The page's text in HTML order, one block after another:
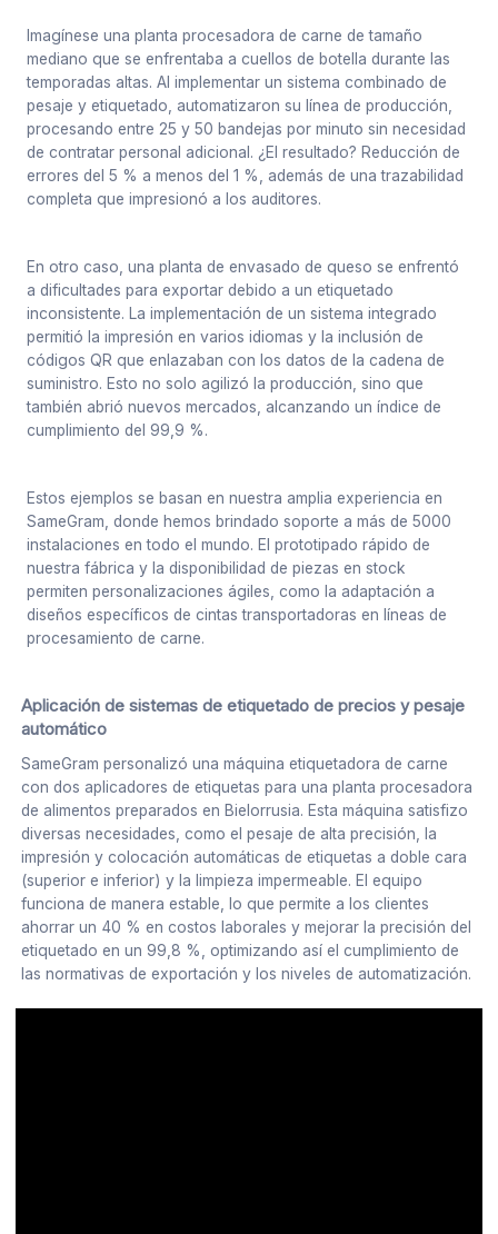
Imagínese una planta procesadora de carne de tamaño
mediano que se enfrentaba a cuellos de botella durante las
temporadas altas. Al implementar un sistema combinado de
pesaje y etiquetado, automatizaron su línea de producción,
procesando entre 25 y 50 bandejas por minuto sin necesidad
de contratar personal adicional. ¿El resultado? Reducción de
errores del 5 % a menos del 1 %, además de una trazabilidad
completa que impresionó a los auditores.
En otro caso, una planta de envasado de queso se enfrentó
a dificultades para exportar debido a un etiquetado
inconsistente. La implementación de un sistema integrado
permitió la impresión en varios idiomas y la inclusión de
códigos QR que enlazaban con los datos de la cadena de
suministro. Esto no solo agilizó la producción, sino que
también abrió nuevos mercados, alcanzando un índice de
cumplimiento del 99,9 %.
Estos ejemplos se basan en nuestra amplia experiencia en
SameGram, donde hemos brindado soporte a más de 5000
instalaciones en todo el mundo. El prototipado rápido de
nuestra fábrica y la disponibilidad de piezas en stock
permiten personalizaciones ágiles, como la adaptación a
diseños específicos de cintas transportadoras en líneas de
procesamiento de carne.
Aplicación de sistemas de etiquetado de precios y pesaje
automático
SameGram personalizó una máquina etiquetadora de carne
con dos aplicadores de etiquetas para una planta procesadora
de alimentos preparados en Bielorrusia. Esta máquina satisfizo
diversas necesidades, como el pesaje de alta precisión, la
impresión y colocación automáticas de etiquetas a doble cara
(superior e inferior) y la limpieza impermeable. El equipo
funciona de manera estable, lo que permite a los clientes
ahorrar un 40 % en costos laborales y mejorar la precisión del
etiquetado en un 99,8 %, optimizando así el cumplimiento de
las normativas de exportación y los niveles de automatización.